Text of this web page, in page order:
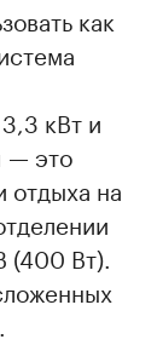
как
кВт и
— это
отдыха на
(400 Вт).